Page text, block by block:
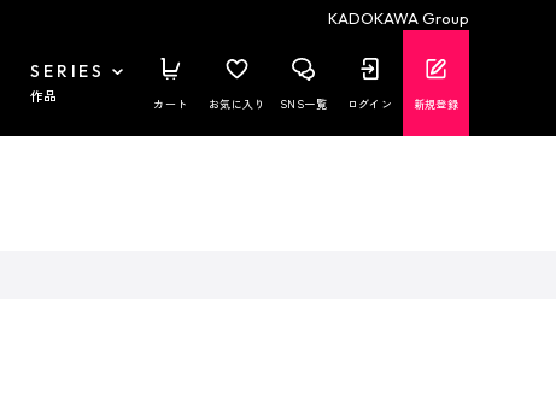
KADOKAWA Group
SERIES
作品 カート お気に入り SNS一覧 ログイン 新規登録